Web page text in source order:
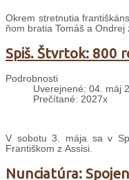
Okrem stretnutia
ňom bratia Tomáš a
Spiš. Štvrtok: 800
Podrobnosti
Uverejnené: 04. máj
Prečítané: 2027x
V sobotu 3. mája sa v
Františkom z Assisi.
Nunciatúra: